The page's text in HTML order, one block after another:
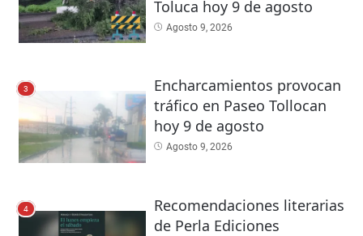
Toluca hoy 9 de agosto
Agosto 9, 2026
3
Encharcamientos provocan
tráfico en Paseo Tollocan
hoy 9 de agosto
Agosto 9, 2026
4
Recomendaciones literarias
de Perla Ediciones